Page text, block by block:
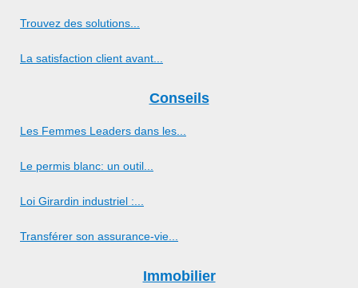
Trouvez des solutions...
La satisfaction client avant...
Conseils
Les Femmes Leaders dans les...
Le permis blanc: un outil...
Loi Girardin industriel :...
Transférer son assurance-vie...
Immobilier